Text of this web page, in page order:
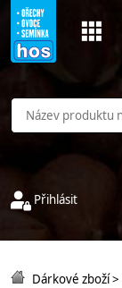
Přihlásit
Dárkové zboží>